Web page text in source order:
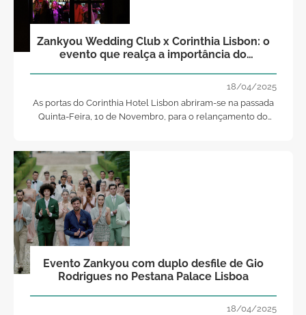
Zankyou Wedding Club x Corinthia Lisbon: o
evento que realça a importância do
18/04/2025
As portas do Corinthia Hotel Lisbon abriram-se na passada
Quinta-Feira, 10 de Novembro, para o relançamento do
interesse, com a finalidade de criar novas alianças,
consolidar parcerias e ensinar novas técnicas e linguagens
na área da comunicação.
Evento Zankyou com duplo desfile de Gio
Rodrigues no Pestana Palace Lisboa
18/04/2025